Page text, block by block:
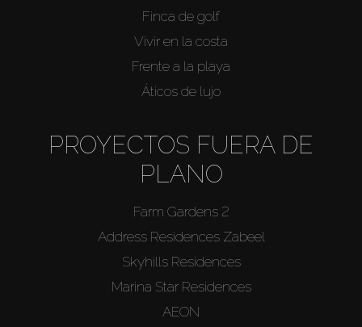
Finca de golf
Vivir en la costa
Frente a la playa
Áticos de lujo
PROYECTOS FUERA DE
PLANO
Farm Gardens 2
Address Residences Zabeel
Skyhills Residences
Marina Star Residences
AEON